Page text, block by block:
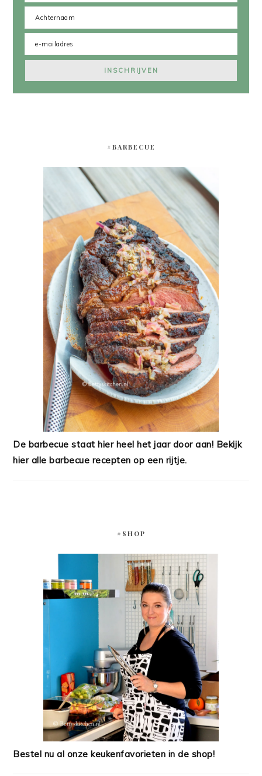
#BARBECUE
De barbecue staat hier heel het jaar door aan! Bekijk
hier alle barbecue recepten op een rijtje.
#SHOP
Bestel nu al onze keukenfavorieten in de shop!